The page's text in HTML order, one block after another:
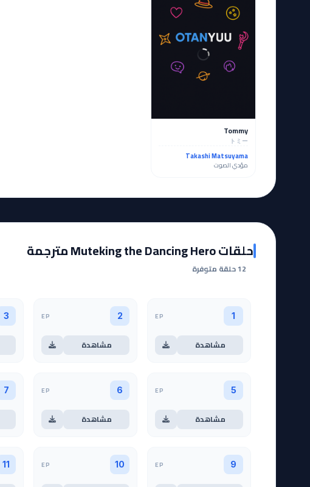
Tommy
トミー
Takashi Matsuyama
مؤدي الصوت
حلقات Muteking the Dancing Hero مترجمة
12 حلقة متوفرة
1
EP
مشاهدة
2
EP
مشاهدة
3
5
EP
مشاهدة
6
EP
مشاهدة
7
9
EP
10
EP
11